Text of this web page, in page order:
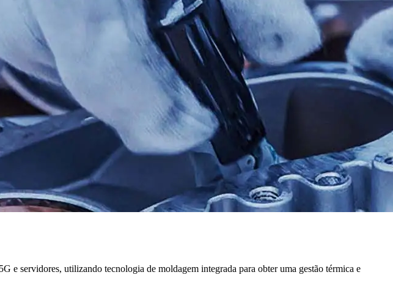
e servidores, utilizando tecnologia de moldagem integrada para obter uma gestão térmica e